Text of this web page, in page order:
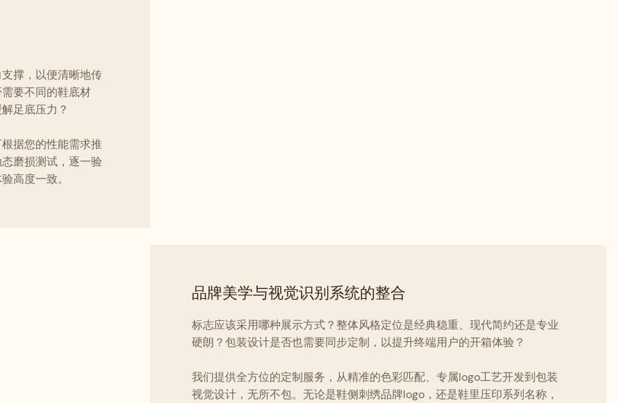
撑，以便清晰地传
要不同的鞋底材
足底压力？
据您的性能需求推
磨损测试，逐一验
高度一致。
品牌美学与视觉识别系统的整合
标志应该采用哪种展示方式？整体风格定位是经典稳重、现代简约还是专业
硬朗？包装设计是否也需要同步定制，以提升终端用户的开箱体验？
我们提供全方位的定制服务，从精准的色彩匹配、专属logo工艺开发到包装
视觉设计，无所不包。无论是鞋侧刺绣品牌logo，还是鞋里压印系列名称，